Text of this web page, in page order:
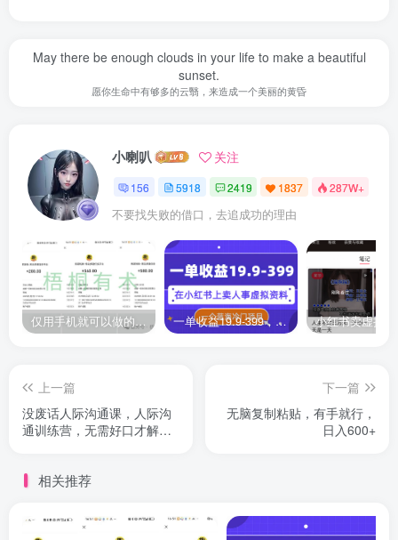
May there be enough clouds in your life to make a beautiful
sunset.
愿你生命中有够多的云翳，来造成一个美丽的黄昏
小喇叭 关注
156 5918 2419 1837 287W+
不要找失败的借口，去追成功的理由
仅用手机就可以做的小项目，当天就能见钱，每天100-300 一单收益19.9-399，一个蓝海冷门项目，在小红书上卖人事虚拟资料
上一篇
没废话人际沟通课，人际沟
通训练营，无需好口才解决
下一篇
无脑复制粘贴，有手就行，
日入600+
相关推荐